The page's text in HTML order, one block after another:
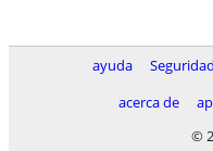
ayuda Seguridad
acerca de
©